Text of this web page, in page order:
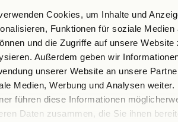
Cookies, um Inhalte und
Funktionen für soziale Medien
und die Zugriffe auf unsere Website
Außerdem geben wir
unserer Website an unsere
Medien, Werbung und Analysen weiter.
führen diese Informationen
Daten zusammen, die Sie ihnen
beliebten Cocktail entwickelt, der in Bars
Die Zutaten des Americano Cocktails
Die klassischen Zutaten für einen Americano
und leicht zu beschaffen. Im Folgenden sind die
Bestandteile aufgeführt:
ZUTAT
Süßer Wermut 30
MOOD LETTER
Sign up and don't miss any
updates & specials.